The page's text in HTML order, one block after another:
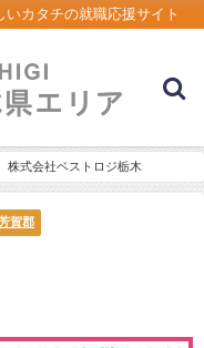
カタチの就職応援サイト
株式会社ベストロジ栃木
賀郡